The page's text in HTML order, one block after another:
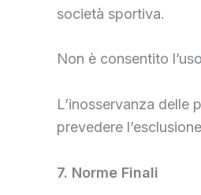
società sportiva.
Non è consentito
L’inosservanza
prevedere
7. Norme Finali